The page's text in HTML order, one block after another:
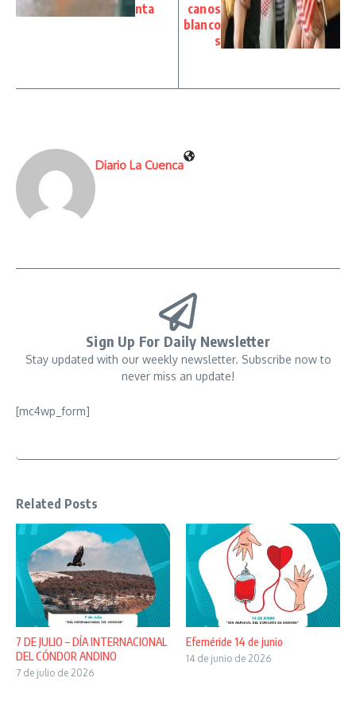
nta
canos
blanco
s
Diario La Cuenca
Sign Up For Daily Newsletter
Stay updated with our weekly newsletter. Subscribe now to
never miss an update!
[mc4wp_form]
Related Posts
7 DE JULIO – DÍA INTERNACIONAL
DEL CÓNDOR ANDINO
7 de julio de 2026
Efeméride 14 de junio
14 de junio de 2026